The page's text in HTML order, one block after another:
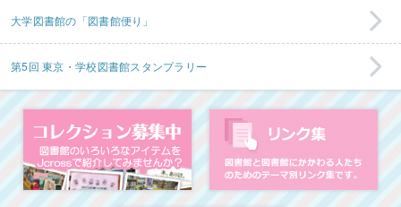
大学図書館の「図書館便り」
第5回 東京・学校図書館スタンプラリー
コレクション募集中